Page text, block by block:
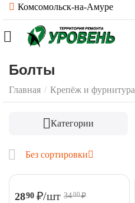
Комсомольск-на-Амуре
Болты
Главная / Крепёж и фурнитура
Категории
Без сортировки
2890 ₽/шт 3400₽